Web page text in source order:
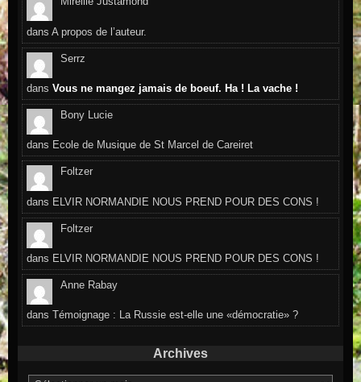
dansA propos de l’auteur.
Serrz
dansVous ne mangez jamais de boeuf. Ha ! La vache !
Bony Lucie
dans Ecole de Musique de St Marcel de Careiret
Foltzer
dans ELVIR NORMANDIE NOUS PREND POUR DES CONS !
Foltzer
dans ELVIR NORMANDIE NOUS PREND POUR DES CONS !
Anne Rabay
dansTémoignage : La Russie est-elle une «démocratie» ?
Archives